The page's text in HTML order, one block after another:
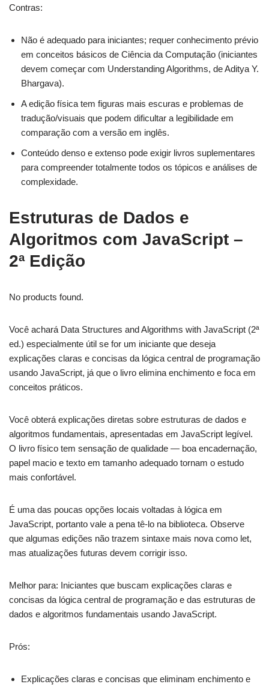
Contras:
Não é adequado para iniciantes; requer conhecimento prévio
em conceitos básicos de Ciência da Computação (iniciantes
devem começar com Understanding Algorithms, de Aditya Y.
Bhargava).
A edição física tem figuras mais escuras e problemas de
tradução/visuais que podem dificultar a legibilidade em
comparação com a versão em inglês.
Conteúdo denso e extenso pode exigir livros suplementares
para compreender totalmente todos os tópicos e análises de
complexidade.
Estruturas de Dados e
Algoritmos com JavaScript –
2ª Edição
No products found.
Você achará Data Structures and Algorithms with JavaScript (2ª
ed.) especialmente útil se for um iniciante que deseja
explicações claras e concisas da lógica central de programação
usando JavaScript, já que o livro elimina enchimento e foca em
conceitos práticos.
Você obterá explicações diretas sobre estruturas de dados e
algoritmos fundamentais, apresentadas em JavaScript legível.
O livro físico tem sensação de qualidade — boa encadernação,
papel macio e texto em tamanho adequado tornam o estudo
mais confortável.
É uma das poucas opções locais voltadas à lógica em
JavaScript, portanto vale a pena tê-lo na biblioteca. Observe
que algumas edições não trazem sintaxe mais nova como let,
mas atualizações futuras devem corrigir isso.
Melhor para: Iniciantes que buscam explicações claras e
concisas da lógica central de programação e das estruturas de
dados e algoritmos fundamentais usando JavaScript.
Prós:
Explicações claras e concisas que eliminam enchimento e